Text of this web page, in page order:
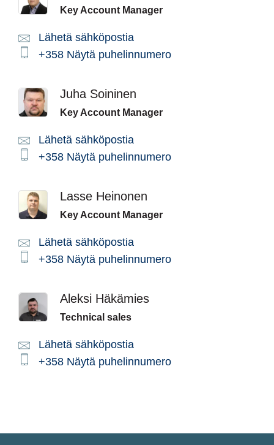
Key Account Manager
Email:
Lähetä sähköpostia
Phone:
+358 Näytä puhelinnumero
Juha Soininen
Key Account Manager
Email:
Lähetä sähköpostia
Phone:
+358 Näytä puhelinnumero
Lasse Heinonen
Key Account Manager
Email:
Lähetä sähköpostia
Phone:
+358 Näytä puhelinnumero
Aleksi Häkämies
Technical sales
Email:
Lähetä sähköpostia
Phone:
+358 Näytä puhelinnumero